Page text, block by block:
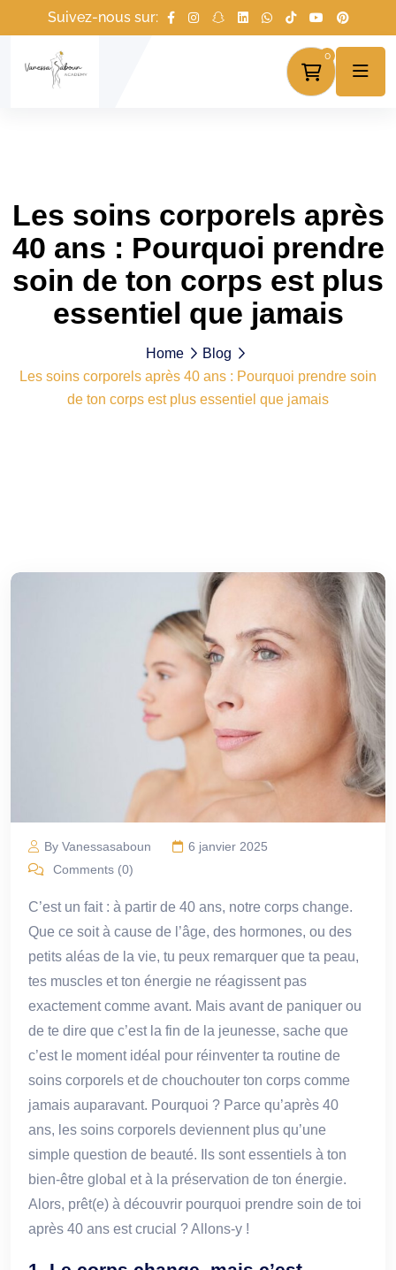
Suivez-nous sur:
0
Les soins corporels après
40 ans : Pourquoi prendre
soin de ton corps est plus
essentiel que jamais
Home
Blog
Les soins corporels après 40 ans : Pourquoi prendre soin
de ton corps est plus essentiel que jamais
By Vanessasaboun
6 janvier 2025
Comments (0)
C’est un fait : à partir de 40 ans, notre corps change.
Que ce soit à cause de l’âge, des hormones, ou des
petits aléas de la vie, tu peux remarquer que ta peau,
tes muscles et ton énergie ne réagissent pas
exactement comme avant. Mais avant de paniquer ou
de te dire que c’est la fin de la jeunesse, sache que
c’est le moment idéal pour réinventer ta routine de
soins corporels et de chouchouter ton corps comme
jamais auparavant. Pourquoi ? Parce qu’après 40
ans, les soins corporels deviennent plus qu’une
simple question de beauté. Ils sont essentiels à ton
bien-être global et à la préservation de ton énergie.
Alors, prêt(e) à découvrir pourquoi prendre soin de toi
après 40 ans est crucial ? Allons-y !